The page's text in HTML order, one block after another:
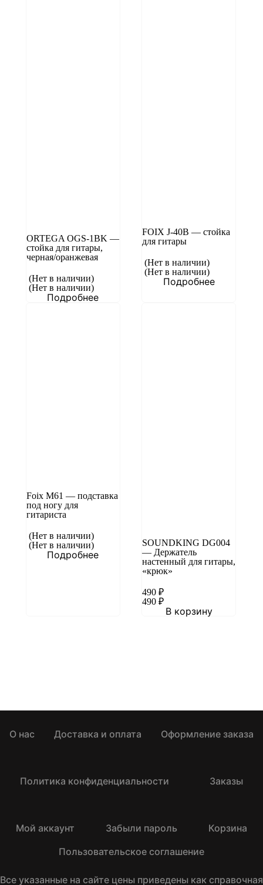
ORTEGA OGS-1BK —
стойка для гитары,
черная/оранжевая
(Нет в наличии)
(Нет в наличии)
Подробнее
FOIX J-40B — стойка
для гитары
(Нет в наличии)
(Нет в наличии)
Подробнее
Foix M61 — подставка
под ногу для
гитариста
(Нет в наличии)
(Нет в наличии)
Подробнее
SOUNDKING DG004
— Держатель
настенный для гитары,
«крюк»
490 ₽
490 ₽
В корзину
О нас Доставка и оплата Оформление заказа
Политика конфиденциальности Заказы
Мой аккаунт Забыли пароль
Корзина
Пользовательское соглашение
Все указанные на сайте цены приведены как справочная